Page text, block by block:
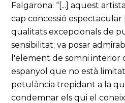
Falgarona: “[...] aquest
cap concessió espectacular
qualitats excepcionals de
sensibilitat; va posar
l'element de somni interior
espanyol que no està
petulància trepidant a la
condemnar els qui el